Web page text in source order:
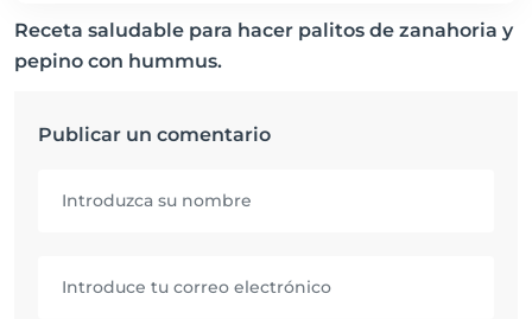
Receta saludable para hacer palitos de zanahoria y
pepino con hummus.
Publicar un comentario